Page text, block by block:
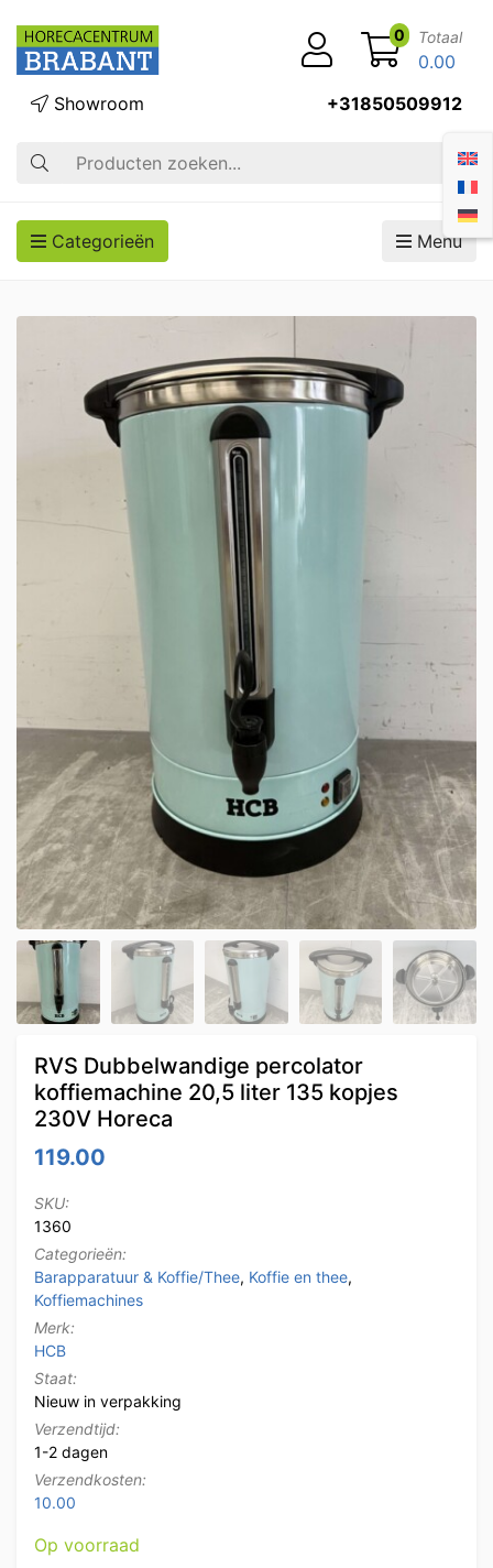
Zoek op
Showroom +31850509912
0 Totaal
0.00
Categorieën Menu
RVS Dubbelwandige percolator
koffiemachine 20,5 liter 135 kopjes
230V Horeca
119.00
SKU:
1360
Categorieën:
Barapparatuur & Koffie/Thee, Koffie en thee,
Koffiemachines
Merk:
HCB
Staat:
Nieuw in verpakking
Verzendtijd:
1-2 dagen
Verzendkosten:
10.00
Op voorraad